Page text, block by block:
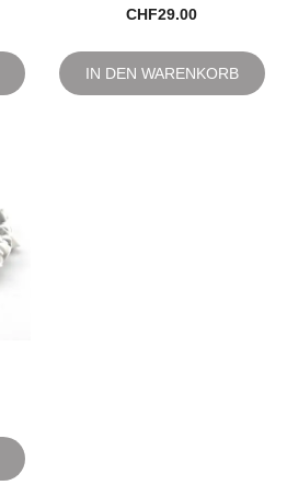
CHF29.00
IN DEN WARENKORB